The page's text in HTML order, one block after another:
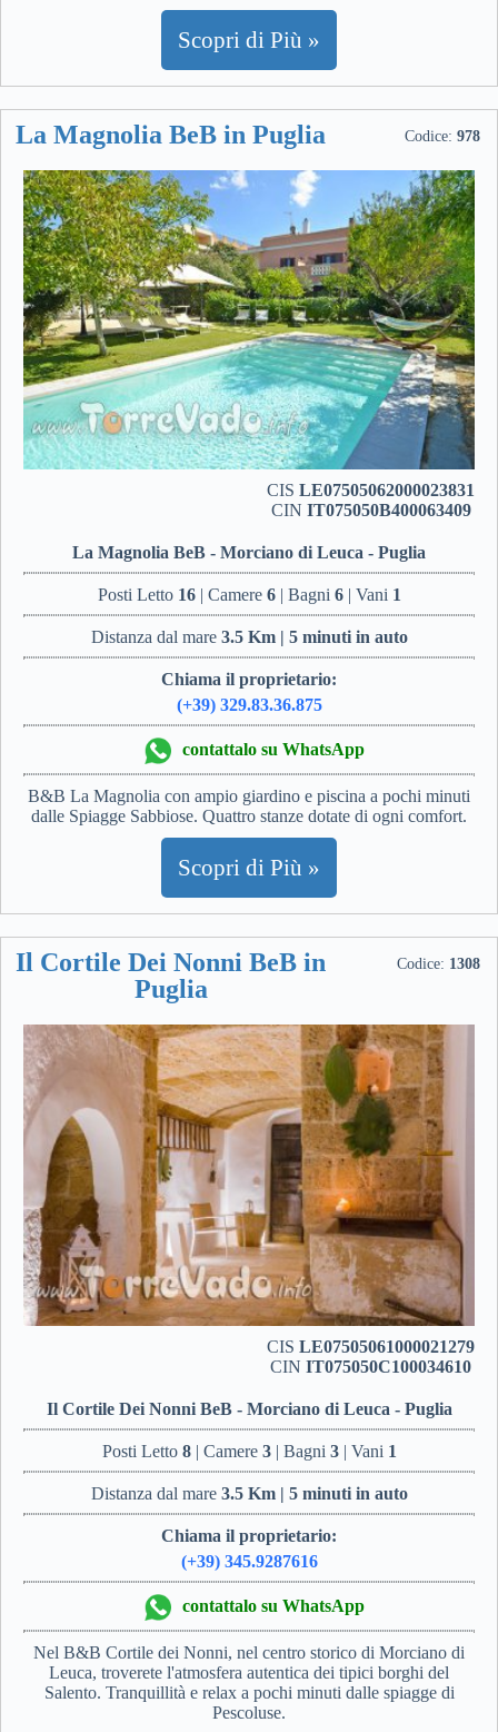
Scopri di Più »
La Magnolia BeB in Puglia Codice: 978
CIS LE07505062000023831
CIN IT075050B400063409
La Magnolia BeB - Morciano di Leuca - Puglia
Posti Letto 16| Camere 6| Bagni 6| Vani 1
Distanza dal mare 3.5 Km | 5 minuti in auto
Chiama il proprietario:
(+39) 329.83.36.875
contattalo su WhatsApp
B&B La Magnolia con ampio giardino e piscina a pochi minuti
dalle Spiagge Sabbiose. Quattro stanze dotate di ogni comfort.
Scopri di Più »
Il Cortile Dei Nonni BeB in
Puglia
Codice: 1308
CIS LE07505061000021279
CIN IT075050C100034610
Il Cortile Dei Nonni BeB - Morciano di Leuca - Puglia
Posti Letto 8| Camere 3| Bagni 3| Vani 1
Distanza dal mare 3.5 Km | 5 minuti in auto
Chiama il proprietario:
(+39) 345.9287616
contattalo su WhatsApp
Nel B&B Cortile dei Nonni, nel centro storico di Morciano di
Leuca, troverete l'atmosfera autentica dei tipici borghi del
Salento. Tranquillità e relax a pochi minuti dalle spiagge di
Pescoluse.